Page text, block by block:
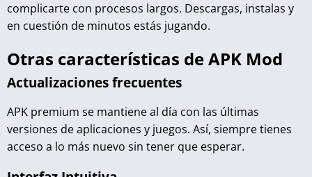
complicarte con procesos largos. Descargas, instalas y
en cuestión de minutos estás jugando.
Otras características de APK Mod
Actualizaciones frecuentes
APK premium se mantiene al día con las últimas
versiones de aplicaciones y juegos. Así, siempre tienes
acceso a lo más nuevo sin tener que esperar.